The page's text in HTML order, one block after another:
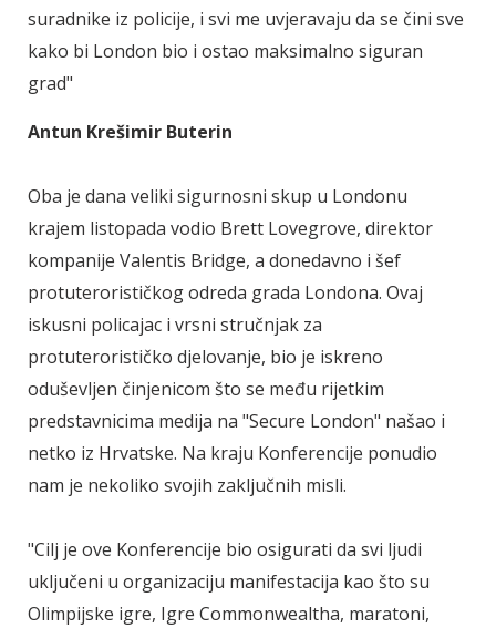
suradnike iz policije, i svi me uvjeravaju da se čini sve
kako bi London bio i ostao maksimalno siguran
grad"
Antun Krešimir Buterin
Oba je dana veliki sigurnosni skup u Londonu
krajem listopada vodio Brett Lovegrove, direktor
kompanije Valentis Bridge, a donedavno i šef
protuterorističkog odreda grada Londona. Ovaj
iskusni policajac i vrsni stručnjak za
protuterorističko djelovanje, bio je iskreno
oduševljen činjenicom što se među rijetkim
predstavnicima medija na "Secure London" našao i
netko iz Hrvatske. Na kraju Konferencije ponudio
nam je nekoliko svojih zaključnih misli.
"Cilj je ove Konferencije bio osigurati da svi ljudi
uključeni u organizaciju manifestacija kao što su
Olimpijske igre, Igre Commonwealtha, maratoni,